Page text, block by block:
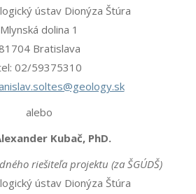
ústav Dionýza Štúra
Mlynská dolina 1
Bratislava
02/59375310
alebo
Kubač, PhD.
riešiteľa projektu (za ŠGÚDŠ)
ústav Dionýza Štúra